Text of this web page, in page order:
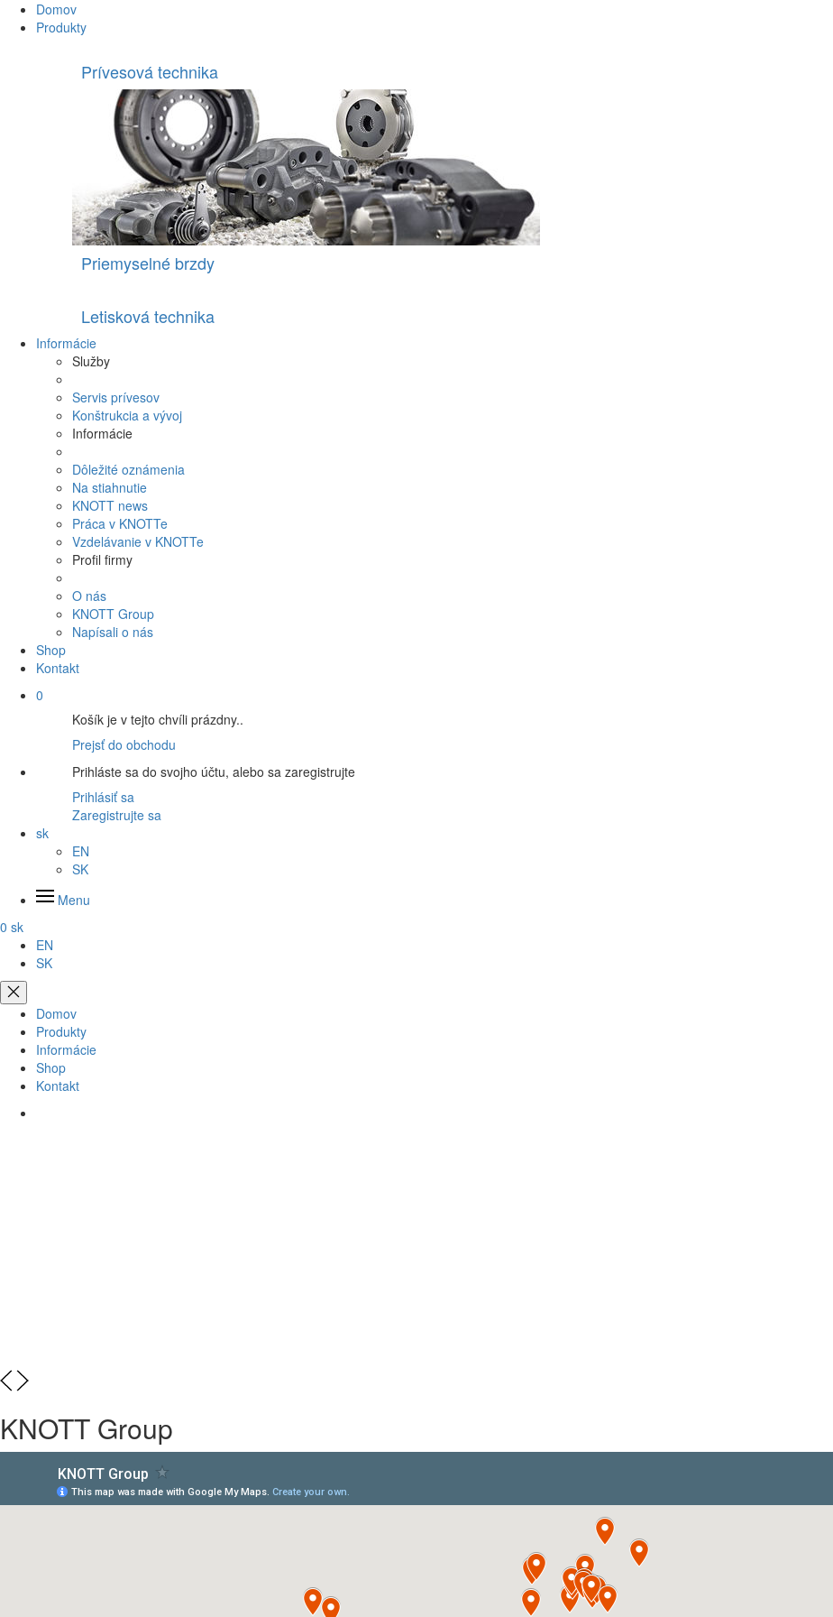
Domov
Produkty
Prívesová technika
Priemyselné brzdy
Letisková technika
Informácie
Služby
Servis prívesov
Konštrukcia a vývoj
Informácie
Dôležité oznámenia
Na stiahnutie
KNOTT news
Práca v KNOTTe
Vzdelávanie v KNOTTe
Profil firmy
O nás
KNOTT Group
Napísali o nás
Shop
Kontakt
0
Košík je v tejto chvíli prázdny..
Prejsť do obchodu
Prihláste sa do svojho účtu, alebo sa zaregistrujte
Prihlásiť sa
Zaregistrujte sa
sk
EN
SK
Menu
0 sk
EN
SK
Domov
Produkty
Informácie
Shop
Kontakt
KNOTT Group